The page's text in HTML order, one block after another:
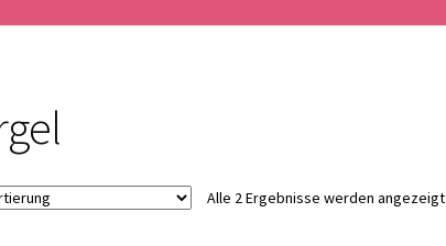
Vertrag widerrufen
Alle 2 Ergebnisse werden angezeigt